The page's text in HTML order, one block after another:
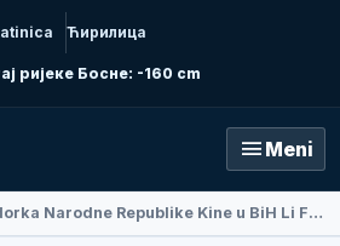
Ћирилица
ријеке Босне: -160 cm
menu Meni
Ambasadorka Narodne Republike Kine u BiH Li Fan posjetila Doboj